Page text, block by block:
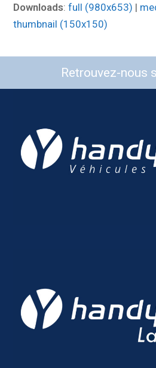
Downloads:full (980x653) |
thumbnail (150x150)
Retrouvez-nous